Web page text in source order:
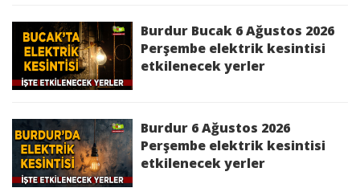
Burdur Bucak 6 Ağustos 2026
Perşembe elektrik kesintisi
etkilenecek yerler
Burdur 6 Ağustos 2026
Perşembe elektrik kesintisi
etkilenecek yerler